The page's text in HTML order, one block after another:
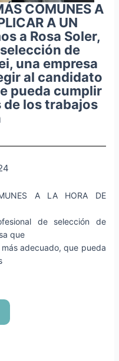
COMUNES A
A UN
a Rosa Soler,
de
una empresa
al candidato
pueda cumplir
los trabajos
A LA HORA DE
de selección de
que
adecuado, que pueda